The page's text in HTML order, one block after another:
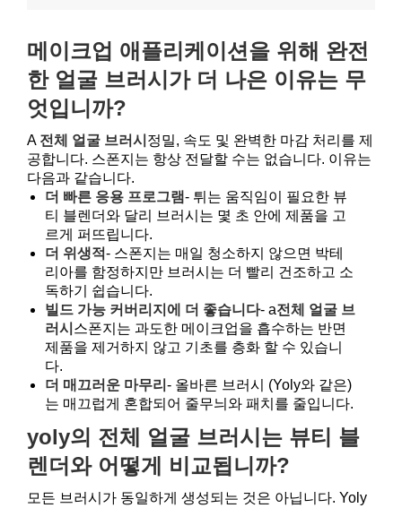
메이크업 애플리케이션을 위해 완전
한 얼굴 브러시가 더 나은 이유는 무
엇입니까?
A 전체 얼굴 브러시 정밀, 속도 및 완벽한 마감 처리를 제
공합니다. 스폰지는 항상 전달할 수는 없습니다. 이유는
다음과 같습니다.
더 빠른 응용 프로그램- 튀는 움직임이 필요한 뷰
티 블렌더와 달리 브러시는 몇 초 안에 제품을 고
르게 퍼뜨립니다.
더 위생적- 스폰지는 매일 청소하지 않으면 박테
리아를 함정하지만 브러시는 더 빨리 건조하고 소
독하기 쉽습니다.
빌드 가능 커버리지에 더 좋습니다- a전체 얼굴 브
러시 스폰지는 과도한 메이크업을 흡수하는 반면
제품을 제거하지 않고 기초를 층화 할 수 있습니
다.
더 매끄러운 마무리- 올바른 브러시 (Yoly와 같은)
는 매끄럽게 혼합되어 줄무늬와 패치를 줄입니다.
yoly의 전체 얼굴 브러시는 뷰티 블
렌더와 어떻게 비교됩니까?
모든 브러시가 동일하게 생성되는 것은 아닙니다. Yoly